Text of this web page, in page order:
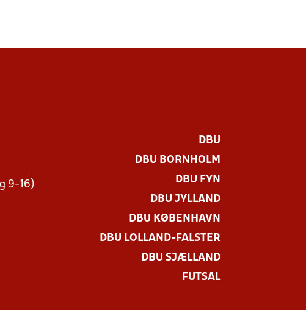
9-16)
DBU
DBU BORNHOLM
DBU FYN
DBU JYLLAND
DBU KØBENHAVN
DBU LOLLAND-FALSTER
DBU SJÆLLAND
FUTSAL